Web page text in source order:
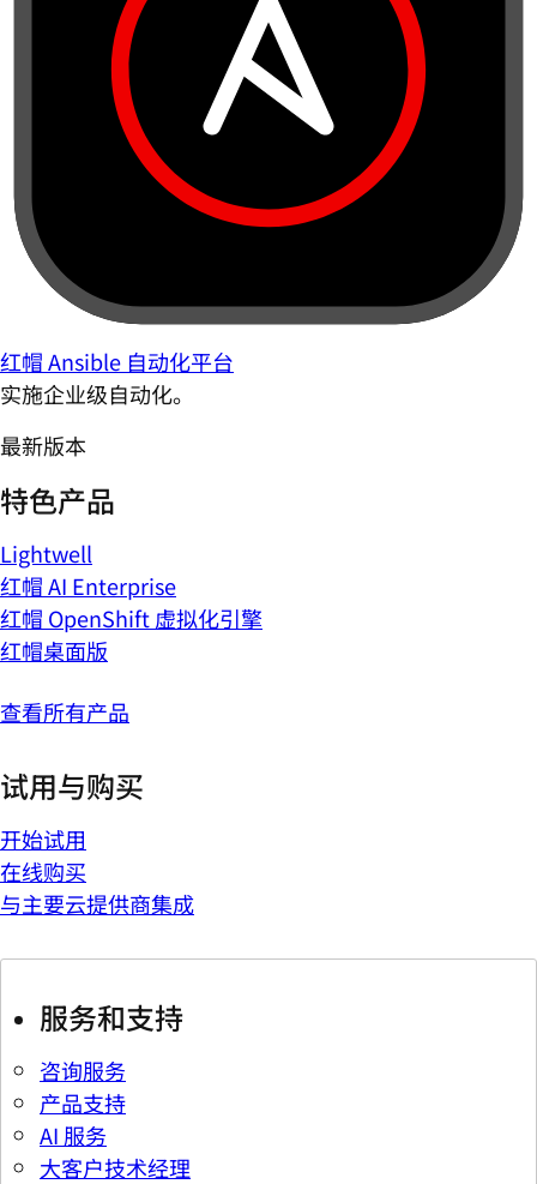
红帽 Ansible 自动化平台
实施企业级自动化。
最新版本
特色产品
Lightwell
红帽 AI Enterprise
红帽 OpenShift 虚拟化引擎
红帽桌面版
查看所有产品
试用与购买
开始试用
在线购买
与主要云提供商集成
服务和支持
咨询服务
产品支持
AI 服务
大客户技术经理